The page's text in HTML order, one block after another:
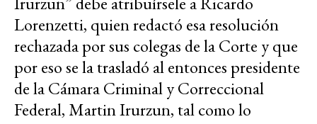
Lorenzetti, quien redactó esa resolución
rechazada por sus colegas de la Corte y que
por eso se la trasladó al entonces presidente
de la Cámara Criminal y Correccional
Federal, Martin Irurzun, tal como lo